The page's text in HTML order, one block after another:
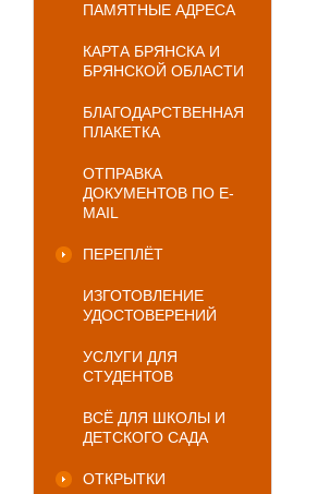
ПАМЯТНЫЕ АДРЕСА
КАРТА БРЯНСКА И
БРЯНСКОЙ ОБЛАСТИ
БЛАГОДАРСТВЕННАЯ
ПЛАКЕТКА
ОТПРАВКА
ДОКУМЕНТОВ ПО E-
MAIL
ПЕРЕПЛЁТ
ИЗГОТОВЛЕНИЕ
УДОСТОВЕРЕНИЙ
УСЛУГИ ДЛЯ
СТУДЕНТОВ
ВСЁ ДЛЯ ШКОЛЫ И
ДЕТСКОГО САДА
ОТКРЫТКИ